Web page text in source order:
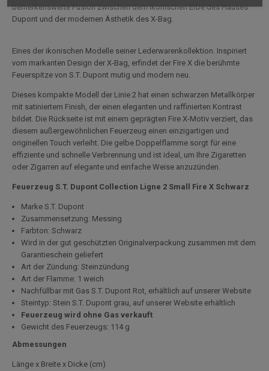
bemerkenswerte Fusion zwischen dem ikonischen Erbe des Hauses
Dupont und der modernen Ästhetik des X-Bag.
Eines der ikonischen Modelle seiner Lederwarenkollektion. Inspiriert
vom markanten Design der X-Bag, erfindet der Fire X die berühmte
Feuerspitze von S.T. Dupont mutig und modern neu.
Dieses kompakte Modell der Linie 2 hat einen schwarzen Metallkörper
mit satiniertem Finish, der einen eleganten und raffinierten Kontrast
bildet. Die Rückseite ist mit einem geprägten Fire X-Motiv verziert, das
diesem außergewöhnlichen Feuerzeug einen einzigartigen und
originellen Touch verleiht. Die gelbe Doppelflamme sorgt für eine
effiziente und schnelle Verbrennung und ist ideal, um Ihre Zigaretten
oder Zigarren auf elegante und einfache Weise anzuzünden.
Feuerzeug S.T. Dupont Collection Ligne 2 Small Fire X Schwarz
Marke S.T. Dupont
Zusammensetzung: Messing
Farbton: Schwarz
Wird in der gut geschützten Originalverpackung zusammen mit dem
Garantieschein geliefert
Art der Zündung: Steinzündung
Art der Flamme: 1 weich
Nachfüllbar mit Gas S.T. Dupont Rot, erhältlich auf unserer Website
Steintyp: Stein S.T. Dupont grau, auf unserer Website erhältlich
Feuerzeug wird ohne Gas verkauft
Gewicht des Feuerzeugs: 114 g
Abmessungen
Länge x Breite x Dicke (cm)